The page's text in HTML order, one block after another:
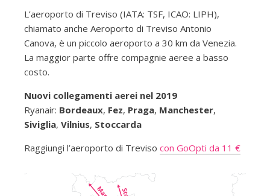
L’aeroporto di Treviso (IATA: TSF, ICAO: LIPH),
chiamato anche Aeroporto di Treviso Antonio
Canova, è un piccolo aeroporto a 30 km da Venezia.
La maggior parte offre compagnie aeree a basso
costo.
Nuovi collegamenti aerei nel 2019
Ryanair: Bordeaux, Fez, Praga, Manchester,
Siviglia, Vilnius, Stoccarda
Raggiungi l’aeroporto di Treviso con GoOpti da 11 €